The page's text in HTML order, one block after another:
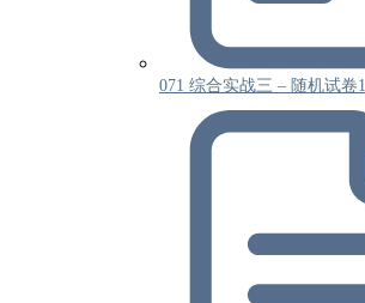
071 综合实战三 – 随机试卷1